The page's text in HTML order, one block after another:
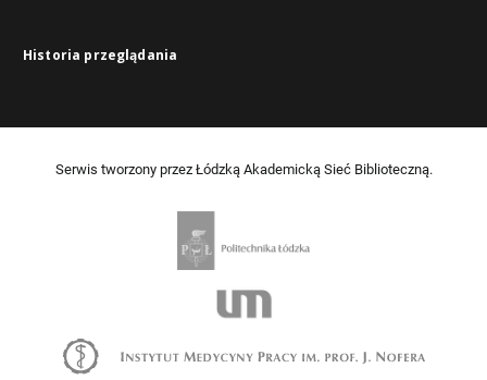
Historia przeglądania
Serwis tworzony przez Łódzką Akademicką Sieć Biblioteczną.